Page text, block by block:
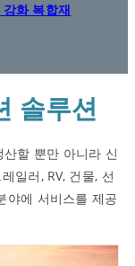
화 복합재
솔루션
할 뿐만 아니라 신
일러, RV, 건물, 선
야에 서비스를 제공